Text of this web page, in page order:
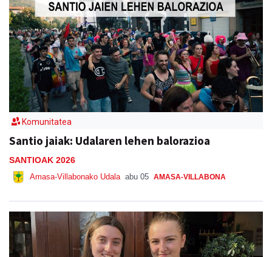
Komunitatea
Santio jaiak: Udalaren lehen balorazioa
SANTIOAK 2026
Amasa-Villabonako Udala abu 05 AMASA-VILLABONA